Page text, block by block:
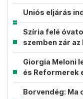
Uniós eljárás
Szíria felé
szemben zár az
Giorgia Meloni
és Reformerek
Borvendég: Ma